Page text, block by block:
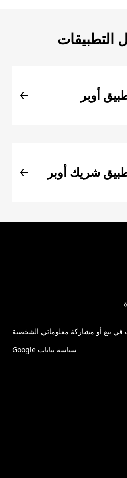
التطبيقات
أوبر
شريك أوبر
في بيع أو مشاركة معلوماتي الشخصية
سياسة بيانات Google